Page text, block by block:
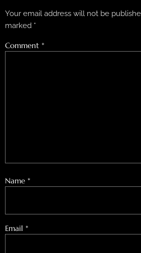
Your email address will not be
marked *
Comment *
Name *
Email *